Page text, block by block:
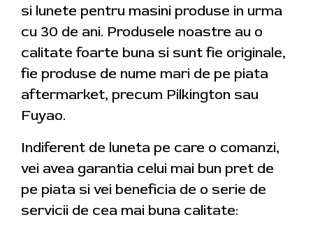
si lunete pentru masini produse in urma
cu 30 de ani. Produsele noastre au o
calitate foarte buna si sunt fie originale,
fie produse de nume mari de pe piata
aftermarket, precum Pilkington sau
Fuyao.
Indiferent de luneta pe care o comanzi,
vei avea garantia celui mai bun pret de
pe piata si vei beneficia de o serie de
servicii de cea mai buna calitate: